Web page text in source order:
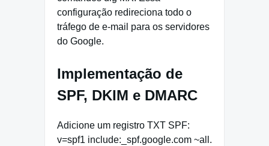
configuração redireciona todo o
tráfego de e-mail para os servidores
do Google.
Implementação de
SPF, DKIM e DMARC
Adicione um registro TXT SPF:
v=spf1 include:_spf.google.com ~all.